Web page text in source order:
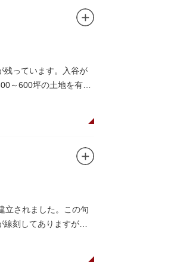
残っています。入谷が
～600坪の土地を有
立されました。この句
刻してありますが、